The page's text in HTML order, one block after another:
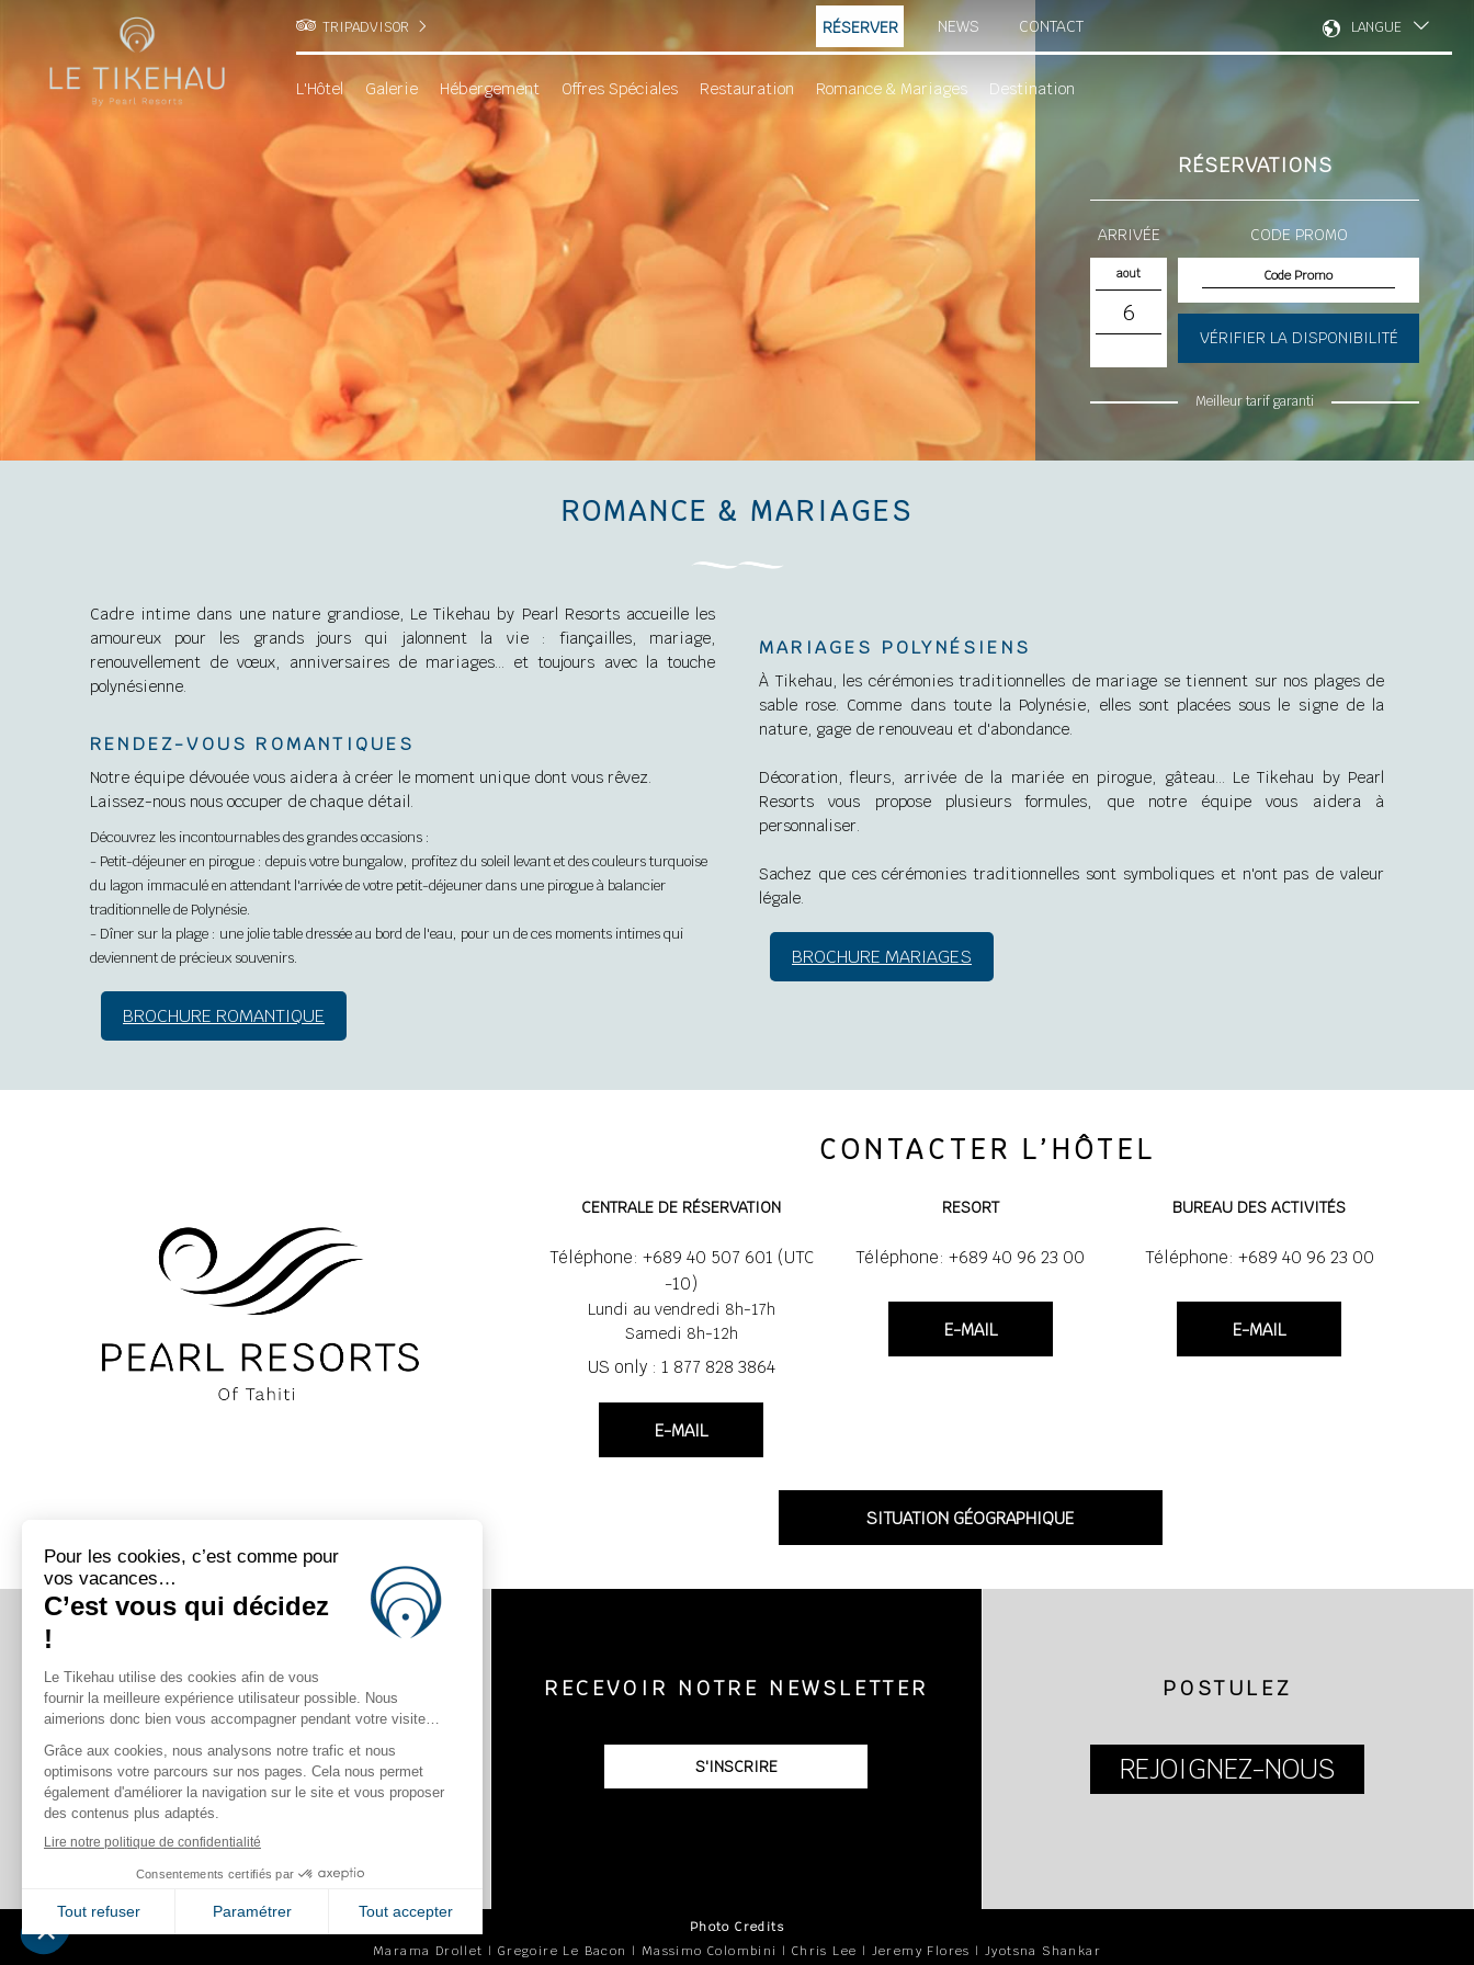
TRIPADVISOR
L'Hôtel Galerie Hébergement Offres Spéciales Restauration Romance & Mariages Destination
NEWS CONTACT
RÉSERVER LANGUE
RÉSERVATIONS
ARRIVÉE
aout
6
CODE PROMO
VÉRIFIER LA DISPONIBILITÉ
Meilleur tarif garanti
ROMANCE & MARIAGES
Cadre intime dans une nature grandiose, Le Tikehau by Pearl Resorts accueille les
amoureux pour les grands jours qui jalonnent la vie : fiançailles, mariage,
renouvellement de vœux, anniversaires de mariages… et toujours avec la touche
polynésienne.
RENDEZ-VOUS ROMANTIQUES
Notre équipe dévouée vous aidera à créer le moment unique dont vous rêvez.
Laissez-nous nous occuper de chaque détail.
Découvrez les incontournables des grandes occasions :
- Petit-déjeuner en pirogue : depuis votre bungalow, profitez du soleil levant et des couleurs turquoise
du lagon immaculé en attendant l'arrivée de votre petit-déjeuner dans une pirogue à balancier
traditionnelle de Polynésie.
- Dîner sur la plage : une jolie table dressée au bord de l'eau, pour un de ces moments intimes qui
deviennent de précieux souvenirs.
BROCHURE ROMANTIQUE
MARIAGES POLYNÉSIENS
À Tikehau, les cérémonies traditionnelles de mariage se tiennent sur nos plages de
sable rose. Comme dans toute la Polynésie, elles sont placées sous le signe de la
nature, gage de renouveau et d'abondance.
Décoration, fleurs, arrivée de la mariée en pirogue, gâteau… Le Tikehau by Pearl
Resorts vous propose plusieurs formules, que notre équipe vous aidera à
personnaliser.
Sachez que ces cérémonies traditionnelles sont symboliques et n'ont pas de valeur
légale.
BROCHURE MARIAGES
CONTACTER L’HÔTEL
CENTRALE DE RÉSERVATION
Téléphone: +689 40 507 601 (UTC
-10)
Lundi au vendredi 8h-17h
Samedi 8h-12h
US only : 1 877 828 3864
E-MAIL
RESORT
Téléphone: +689 40 96 23 00
E-MAIL
BUREAU DES ACTIVITÉS
Téléphone: +689 40 96 23 00
E-MAIL
SITUATION GÉOGRAPHIQUE
RETROUVEZ-NOUS SUR RECEVOIR NOTRE NEWSLETTER
S'INSCRIRE
POSTULEZ
REJOIGNEZ-NOUS
Photo Credits
Marama Drollet | Gregoire Le Bacon | Massimo Colombini | Chris Lee | Jeremy Flores | Jyotsna Shankar